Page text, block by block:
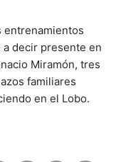
entrenamientos
decir presente en
Miramón, tres
familiares
en el Lobo.